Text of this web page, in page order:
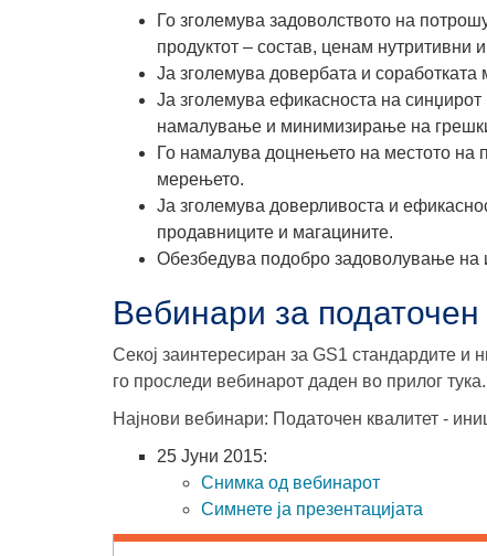
Го зголемува задоволството на
продуктот – состав, ценам нутритивни
Ја зголемува довербата и соработката
Ја зголемува ефикасноста на
намалување и минимизирање на
Го намалува доцнењето на местото на
мерењето.
Ја зголемува доверливоста и
продавниците и магацините.
Обезбедува подобро задоволување на
Вебинари за податочен
Секој заинтересиран за GS1 стандардите и
го проследи вебинарот даден во прилог тука.
Најнови вебинари: Податочен квалитет -
25 Јуни 2015:
Снимка од вебинарот
Симнете ја презентацијата